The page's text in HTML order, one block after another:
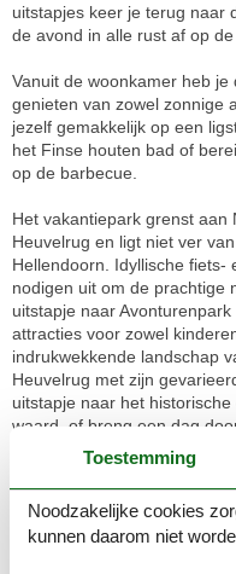
uitstapjes keer je terug naar
de avond in alle rust af op
Vanuit de woonkamer heb
genieten van zowel zonnige
jezelf gemakkelijk op een
het Finse houten bad of
op de barbecue.
Het vakantiepark grenst aan
Heuvelrug en ligt niet ver
Hellendoorn. Idyllische fiets-
nodigen uit om de prachtige
uitstapje naar
attracties voor zowel
indrukwekkende landschap
Heuvelrug met zijn
uitstapje naar het
waard, of breng een dag
en fascinerende musea op je
Let op: Het vakantiepark is
alles aan gedaan om de
Toestemming
Noodzakelijke cookies
kunnen daarom niet